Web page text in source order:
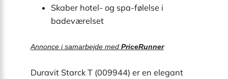
Skaber hotel- og spa-følelse i
badeværelset
Annonce i samarbejde med PriceRunner
Duravit Starck T (009944) er en elegant